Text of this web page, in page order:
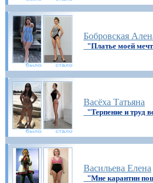
Бобровская
"Платье моей
Васёха Татьяна
"Терпение и труд
Васильева Елена
"Мне карантин